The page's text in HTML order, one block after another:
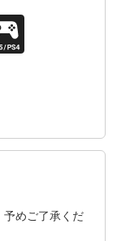
めご了承くだ